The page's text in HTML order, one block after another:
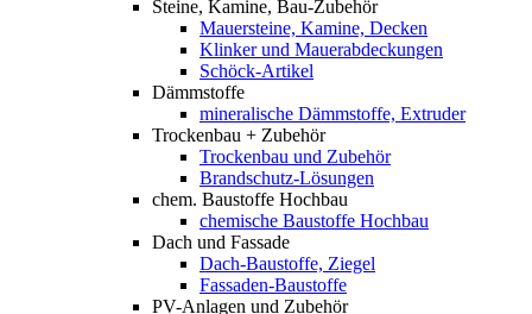
Steine, Kamine, Bau-Zubehör
Mauersteine, Kamine, Decken
Klinker und Mauerabdeckungen
Schöck-Artikel
Dämmstoffe
mineralische Dämmstoffe, Extruder
Trockenbau + Zubehör
Trockenbau und Zubehör
Brandschutz-Lösungen
chem. Baustoffe Hochbau
chemische Baustoffe Hochbau
Dach und Fassade
Dach-Baustoffe, Ziegel
Fassaden-Baustoffe
PV-Anlagen und Zubehör